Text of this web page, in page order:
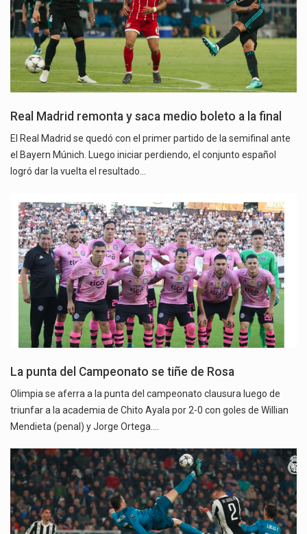
Real Madrid remonta y saca medio boleto a la final
El Real Madrid se quedó con el primer partido de la semifinal ante
el Bayern Múnich. Luego iniciar perdiendo, el conjunto español
logró dar la vuelta el resultado…
La punta del Campeonato se tiñe de Rosa
Olimpia se aferra a la punta del campeonato clausura luego de
triunfar a la academia de Chito Ayala por 2-0 con goles de Willian
Mendieta (penal) y Jorge Ortega.…